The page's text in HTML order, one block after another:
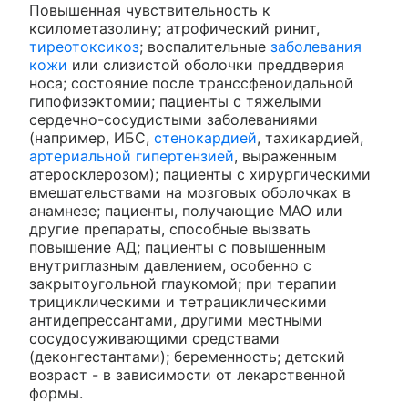
Повышенная чувствительность к
ксилометазолину; атрофический ринит,
тиреотоксикоз; воспалительные заболевания
кожи или слизистой оболочки преддверия
носа; состояние после транссфеноидальной
гипофизэктомии; пациенты с тяжелыми
сердечно-сосудистыми заболеваниями
(например, ИБС, стенокардией, тахикардией,
артериальной гипертензией, выраженным
атеросклерозом); пациенты с хирургическими
вмешательствами на мозговых оболочках в
анамнезе; пациенты, получающие МАО или
другие препараты, способные вызвать
повышение АД; пациенты с повышенным
внутриглазным давлением, особенно с
закрытоугольной глаукомой; при терапии
трициклическими и тетрациклическими
антидепрессантами, другими местными
сосудосуживающими средствами
(деконгестантами); беременность; детский
возраст - в зависимости от лекарственной
формы.